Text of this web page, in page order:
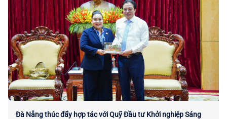
Đà Nẵng thúc đẩy hợp tác với Quỹ Đầu tư Khởi nghiệp Sáng